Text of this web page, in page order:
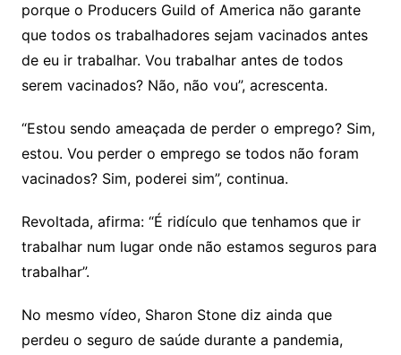
porque o Producers Guild of America não garante
que todos os trabalhadores sejam vacinados antes
de eu ir trabalhar. Vou trabalhar antes de todos
serem vacinados? Não, não vou”, acrescenta.
“Estou sendo ameaçada de perder o emprego? Sim,
estou. Vou perder o emprego se todos não foram
vacinados? Sim, poderei sim”, continua.
Revoltada, afirma: “É ridículo que tenhamos que ir
trabalhar num lugar onde não estamos seguros para
trabalhar”.
No mesmo vídeo, Sharon Stone diz ainda que
perdeu o seguro de saúde durante a pandemia,